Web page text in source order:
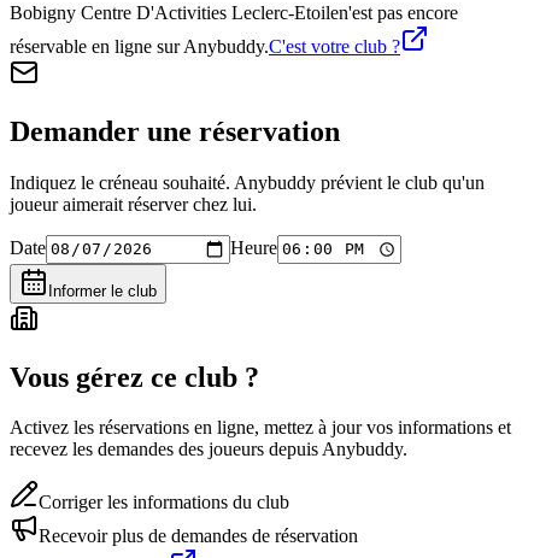
Bobigny Centre D'Activities Leclerc-Etoilen'est pas encore
réservable en ligne sur Anybuddy.C'est votre club ?
Demander une réservation
Indiquez le créneau souhaité. Anybuddy prévient le club qu'un
joueur aimerait réserver chez lui.
Date Heure
Informer le club
Vous gérez ce club ?
Activez les réservations en ligne, mettez à jour vos informations et
recevez les demandes des joueurs depuis Anybuddy.
Corriger les informations du club
Recevoir plus de demandes de réservation